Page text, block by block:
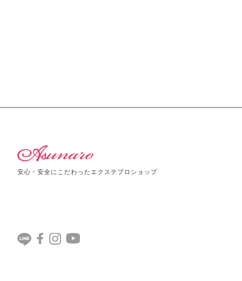
安心・安全にこだわったエクステプロショップ